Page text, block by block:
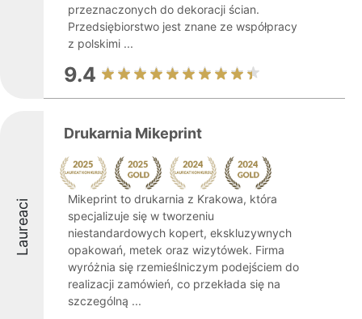
przeznaczonych do dekoracji ścian.
Przedsiębiorstwo jest znane ze współpracy
z polskimi ...
9.4
Laureaci
Drukarnia Mikeprint
Mikeprint to drukarnia z Krakowa, która
specjalizuje się w tworzeniu
niestandardowych kopert, ekskluzywnych
opakowań, metek oraz wizytówek. Firma
wyróżnia się rzemieślniczym podejściem do
realizacji zamówień, co przekłada się na
szczególną ...